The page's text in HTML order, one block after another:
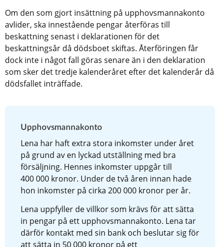
Om den som gjort insättning på upphovsmannakonto
avlider, ska innestående pengar återföras till
beskattning senast i deklarationen för det
beskattningsår då dödsboet skiftas. Återföringen får
dock inte i något fall göras senare än i den deklaration
som sker det tredje kalenderåret efter det kalenderår då
dödsfallet inträffade.
Upphovsmannakonto
Lena har haft extra stora inkomster under året
på grund av en lyckad utställning med bra
försäljning. Hennes inkomster uppgår till
400 000 kronor. Under de två åren innan hade
hon inkomster på cirka 200 000 kronor per år.
Lena uppfyller de villkor som krävs för att sätta
in pengar på ett upphovsmannakonto. Lena tar
därför kontakt med sin bank och beslutar sig för
att sätta in 50 000 kronor på ett